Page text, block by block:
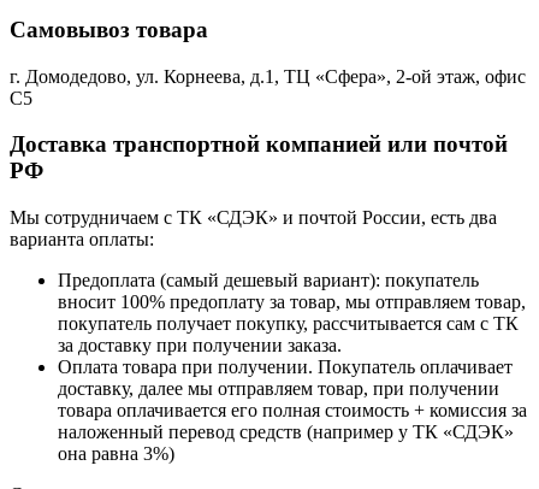
Самовывоз товара
г. Домодедово, ул. Корнеева, д.1, ТЦ «Сфера», 2-ой этаж, офис
С5
Доставка транспортной компанией или почтой
РФ
Мы сотрудничаем с ТК «СДЭК» и почтой России, есть два
варианта оплаты:
Предоплата (самый дешевый вариант): покупатель
вносит 100% предоплату за товар, мы отправляем товар,
покупатель получает покупку, рассчитывается сам с ТК
за доставку при получении заказа.
Оплата товара при получении. Покупатель оплачивает
доставку, далее мы отправляем товар, при получении
товара оплачивается его полная стоимость + комиссия за
наложенный перевод средств (например у ТК «СДЭК»
она равна 3%)